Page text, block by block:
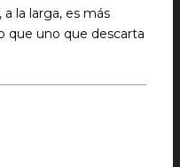
la larga, es más
que uno que descarta